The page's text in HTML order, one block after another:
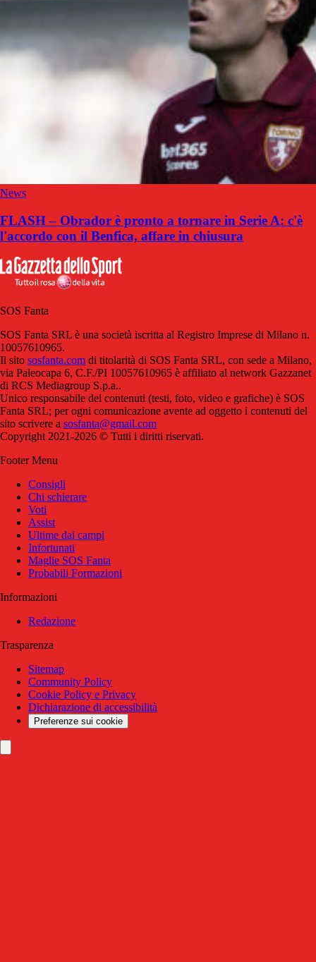
News
FLASH – Obrador è pronto a tornare in Serie A: c'è
l'accordo con il Benfica, affare in chiusura
SOS Fanta
SOS Fanta SRL è una società iscritta al Registro Imprese di Milano n.
10057610965.
Il sito sosfanta.com di titolarità di SOS Fanta SRL, con sede a Milano,
via Paleocapa 6, C.F./PI 10057610965 è affiliato al network Gazzanet
di RCS Mediagroup S.p.a..
Unico responsabile dei contenuti (testi, foto, video e grafiche) è SOS
Fanta SRL; per ogni comunicazione avente ad oggetto i contenuti del
sito scrivere a sosfanta@gmail.com
Copyright 2021-2026 © Tutti i diritti riservati.
Footer Menu
Consigli
Chi schierare
Voti
Assist
Ultime dai campi
Infortunati
Maglie SOS Fanta
Probabili Formazioni
Informazioni
Redazione
Trasparenza
Sitemap
Community Policy
Cookie Policy e Privacy
Dichiarazione di accessibilità
Preferenze sui cookie